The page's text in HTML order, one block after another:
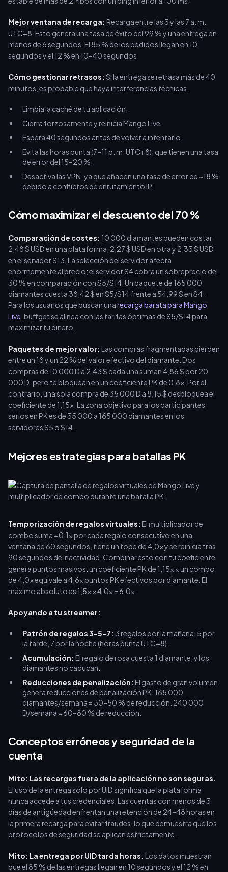
Mejor ventana de recarga: Recarga entre las 3 y las 7 a. m.
UTC+8. Esto genera una tasa de éxito del 99 % y una entrega en
menos de 6 segundos. El 85 % de los pedidos llegan en 10
segundos y el 12 % en 10–40 segundos.
Cómo gestionar retrasos: Si la entrega se retrasa más de 40
minutos, es probable que haya interferencias técnicas.
Limpia la caché de tu aplicación.
Cierra forzosamente y reinicia Mango Live.
Espera 40 segundos antes de volver a intentarlo.
Evita las horas punta (7–11 p. m. UTC+8), que tienen una tasa
de error del 15–20 %.
Desactiva las VPN, ya que añaden una tasa de error de ~18 %
debido a conflictos de enrutamiento IP.
Cómo maximizar el descuento del 70 %
Comparación de costes: 10 000 diamantes pueden costar
2,48 $ USD en una plataforma, 2,27 $ USD en otra y 2,33 $ USD
en el servidor S13. La selección del servidor afecta
enormemente al precio; el servidor S4 cobra un sobreprecio del
30 % en comparación con S5/S14. Un paquete de 165 000
diamantes cuesta 38,42 $ en S5/S14 frente a 54,99 $ en S4.
Para los usuarios que buscan unarecarga barata para Mango
Live , buffget se alinea con las tarifas óptimas de S5/S14 para
maximizar tu dinero.
Paquetes de mejor valor: Las compras fragmentadas pierden
entre un 18 y un 22 % del valor efectivo del diamante. Dos
compras de 10 000 D a 2,43 $ cada una suman 4,86 $ por 20
000 D, pero te bloquean en un coeficiente PK de 0,8x. Por el
contrario, una sola compra de 35 000 D a 8,15 $ desbloquea el
coeficiente de 1,15x. La zona objetivo para los participantes
serios en PK es de 35 000 a 165 000 diamantes en los
servidores S5 o S14.
Mejores estrategias para batallas PK
Temporización de regalos virtuales: El multiplicador de
combo suma +0,1x por cada regalo consecutivo en una
ventana de 60 segundos, tiene un tope de 4,0x y se reinicia tras
90 segundos de inactividad. Combinar esto con tu coeficiente
genera puntos masivos: un coeficiente PK de 1,15x × un combo
de 4,0x equivale a 4,6x puntos PK efectivos por diamante. El
máximo absoluto es 1,5x × 4,0x = 6,0x.
Apoyando a tu streamer:
Patrón de regalos 3-5-7: 3 regalos por la mañana, 5 por
la tarde, 7 por la noche (horas punta UTC+8).
Acumulación: El regalo de rosa cuesta 1 diamante, y los
diamantes no caducan.
Reducciones de penalización: El gasto de gran volumen
genera reducciones de penalización PK. 165 000
diamantes/semana = 30–50 % de reducción. 240 000
D/semana = 60–80 % de reducción.
Conceptos erróneos y seguridad de la
cuenta
Mito: Las recargas fuera de la aplicación no son seguras.
El uso de la entrega solo por UID significa que la plataforma
nunca accede a tus credenciales. Las cuentas con menos de 3
días de antigüedad enfrentan una retención de 24–48 horas en
la primera recarga para evitar fraudes, lo que demuestra que los
protocolos de seguridad se aplican estrictamente.
Mito: La entrega por UID tarda horas. Los datos muestran
que el 85 % de las entregas llegan en 10 segundos y el 12 % en